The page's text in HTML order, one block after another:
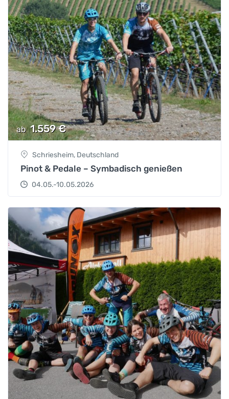
ab 1.559€
Schriesheim, Deutschland
Pinot & Pedale – Symbadisch genießen
04.05.-10.05.2026